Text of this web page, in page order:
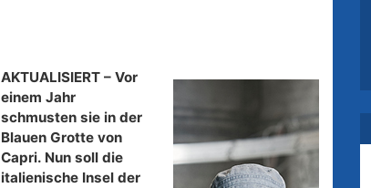
AKTUALISIERT – Vor
einem Jahr
schmusten sie in der
Blauen Grotte von
Capri. Nun soll die
italienische Insel der